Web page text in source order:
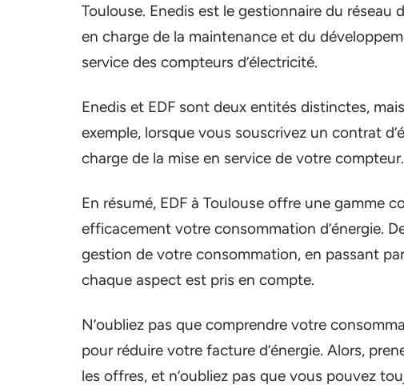
Toulouse. Enedis est le gestionnaire du réseau
en charge de la maintenance et du
service des compteurs d’électricité.
Enedis et EDF sont deux entités distinctes,
exemple, lorsque vous souscrivez un contrat
charge de la mise en service de votre compteur.
En résumé, EDF à Toulouse offre une gamme
efficacement votre consommation d’énergie.
gestion de votre consommation, en passant
chaque aspect est pris en compte.
N’oubliez pas que comprendre votre
pour réduire votre facture d’énergie. Alors,
les offres, et n’oubliez pas que vous pouvez